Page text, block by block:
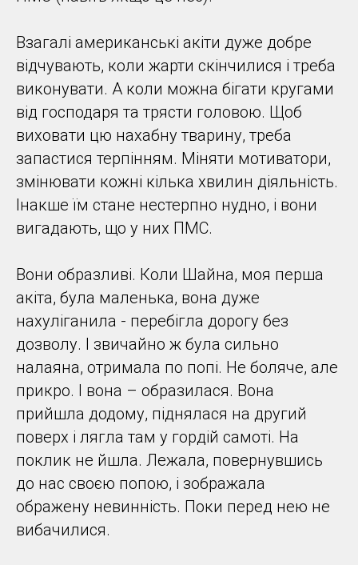
Взагалі американські акіти дуже добре
відчувають, коли жарти скінчилися і треба
виконувати. А коли можна бігати кругами
від господаря та трясти головою. Щоб
виховати цю нахабну тварину, треба
запастися терпінням. Міняти мотиватори,
змінювати кожні кілька хвилин діяльність.
Інакше їм стане нестерпно нудно, і вони
вигадають, що у них ПМС.
Вони образливі. Коли Шайна, моя перша
акіта, була маленька, вона дуже
нахуліганила - перебігла дорогу без
дозволу. І звичайно ж була сильно
налаяна, отримала по попі. Не боляче, але
прикро. І вона – образилася. Вона
прийшла додому, піднялася на другий
поверх і лягла там у гордій самоті. На
поклик не йшла. Лежала, повернувшись
до нас своєю попою, і зображала
ображену невинність. Поки перед нею не
вибачилися.